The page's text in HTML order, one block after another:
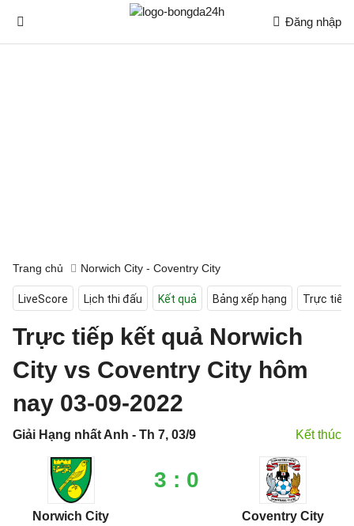
Đăng nhập
Trang chủ Norwich City - Coventry City
LiveScore Lịch thi đấu Kết quả Bảng xếp hạng Trực tiếp
Trực tiếp kết quả Norwich
City vs Coventry City hôm
nay 03-09-2022
Giải Hạng nhất Anh - Th 7, 03/9 Kết thúc
Norwich City
3 : 0
Coventry City